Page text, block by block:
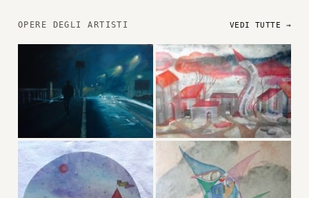
OPERE DEGLI ARTISTI VEDI TUTTE →